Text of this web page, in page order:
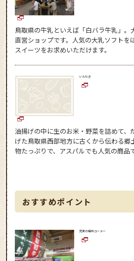
鳥取県の牛乳といえば「白バラ牛乳」。
直営ショップです。人気の大乳ソフトを
スイーツをお求めいただけます。
いただき
油揚げの中に生のお米・野菜を詰めて、
げた鳥取県西部地方に古くから伝わる郷
物たっぷりで、アスパルでも人気の商品で
おすすめポイント
充実の精肉コーナー